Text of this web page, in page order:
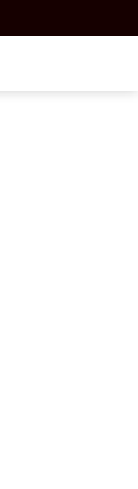
Anak Yatim